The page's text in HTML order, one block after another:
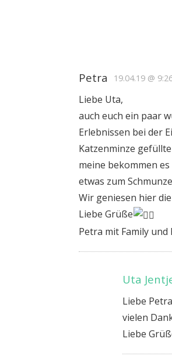
Petra 19.04.19 @
Liebe Uta,
auch euch ein paar
Erlebnissen bei der
Katzenminze
meine bekommen
etwas zum
Wir geniesen hier
Liebe Grüße
Petra mit Family und
Uta
Liebe
vielen
Liebe